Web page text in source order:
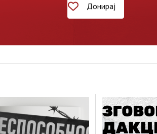
Донирај